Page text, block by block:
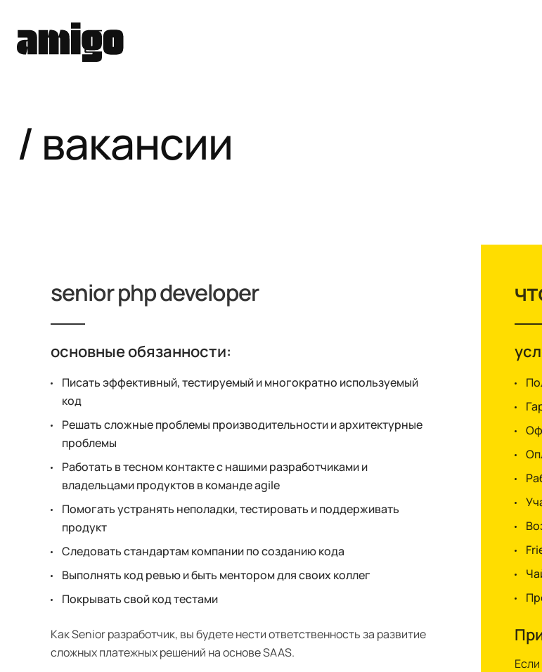
вакансии
senior php developer
основные обязанности:
Писать эффективный, тестируемый и многократно используемый
код
Решать сложные проблемы производительности и архитектурные
проблемы
Работать в тесном контакте с нашими разработчиками и
владельцами продуктов в команде agile
Помогать устранять неполадки, тестировать и поддерживать
продукт
Следовать стандартам компании по созданию кода
Выполнять код ревью и быть ментором для своих коллег
Покрывать свой код тестами
Как Senior разработчик, вы будете нести ответственность за развитие
сложных платежных решений на основе SAAS.